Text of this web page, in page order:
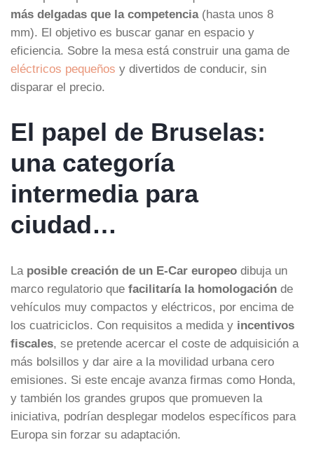
más delgadas que la competencia(hasta unos 8
mm). El objetivo es buscar ganar en espacio y
eficiencia. Sobre la mesa está construir una gama de
eléctricos pequeños y divertidos de conducir, sin
disparar el precio.
El papel de Bruselas:
una categoría
intermedia para
ciudad…
La posible creación de un E-Car europeo dibuja un
marco regulatorio que facilitaría la homologación de
vehículos muy compactos y eléctricos, por encima de
los cuatriciclos. Con requisitos a medida y incentivos
fiscales, se pretende acercar el coste de adquisición a
más bolsillos y dar aire a la movilidad urbana cero
emisiones. Si este encaje avanza firmas como Honda,
y también los grandes grupos que promueven la
iniciativa, podrían desplegar modelos específicos para
Europa sin forzar su adaptación.